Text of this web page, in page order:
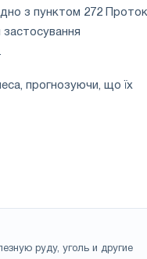
з пунктом 272
застосування
прогнозуючи, що їх
руду, уголь и другие